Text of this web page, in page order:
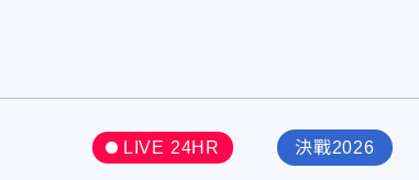
LIVE 24HR 決戰2026